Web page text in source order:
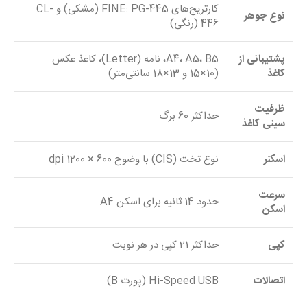
نوع جوهر
کارتریج‌های FINE: PG-445 (مشکی) و CL-
446 (رنگی)
پشتیبانی از
کاغذ
A4، A5، B5، نامه (Letter)، کاغذ عکس
(10×15 و 13×18 سانتی‌متر)
ظرفیت
سینی کاغذ
حداکثر 60 برگ
اسکنر نوع تخت (CIS) با وضوح 600 × 1200 dpi
سرعت
اسکن
حدود 14 ثانیه برای اسکن A4
کپی حداکثر 21 کپی در هر نوبت
اتصالات Hi-Speed USB (پورت B)